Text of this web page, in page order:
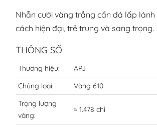
Nhẫn cưới vàng trắng cẩn đá lấp
cách hiện đại, trẻ trung và sang trọng.
THÔNG SỐ
Thương hiệu:
APJ
Chủng loại:
Vàng 610
Trọng lượng
vàng:
≈ 1.478 chỉ